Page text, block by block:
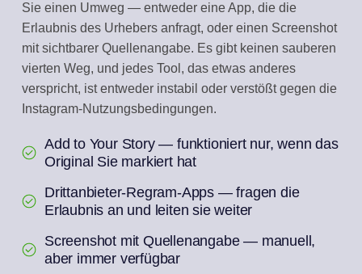
Sie einen Umweg — entweder eine App, die die
Erlaubnis des Urhebers anfragt, oder einen Screenshot
mit sichtbarer Quellenangabe. Es gibt keinen sauberen
vierten Weg, und jedes Tool, das etwas anderes
verspricht, ist entweder instabil oder verstößt gegen die
Instagram-Nutzungsbedingungen.
Add to Your Story — funktioniert nur, wenn das
Original Sie markiert hat
Drittanbieter-Regram-Apps — fragen die
Erlaubnis an und leiten sie weiter
Screenshot mit Quellenangabe — manuell,
aber immer verfügbar